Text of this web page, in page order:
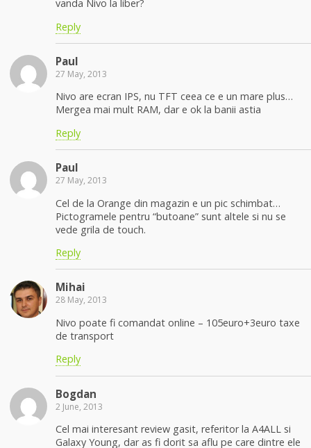
vanda Nivo la liber?
Reply
Paul
27 May, 2013
Nivo are ecran IPS, nu TFT ceea ce e un mare plus…
Mergea mai mult RAM, dar e ok la banii astia
Reply
Paul
27 May, 2013
Cel de la Orange din magazin e un pic schimbat…
Pictogramele pentru “butoane” sunt altele si nu se
vede grila de touch.
Reply
Mihai
28 May, 2013
Nivo poate fi comandat online – 105euro+3euro taxe
de transport
Reply
Bogdan
2 June, 2013
Cel mai interesant review gasit, referitor la A4ALL si
Galaxy Young, dar as fi dorit sa aflu pe care dintre ele